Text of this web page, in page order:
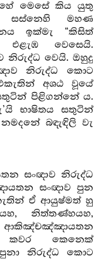
මෙසේ කිය යුතු
සස්නෙහි මහණ
ඉක්මැ “කිසිත්
එළැඹ වෙසෙයි.
නිරුද්ධ වෙයි. ඔහුදු
නිරුද්ධ කොට
අශඨ වූයේ
සතුටින් පිළිගන්නේ ය.
භාෂිතය සතුටින්
බඳැඳිලි වැ
සංඥාව නිරුද්ධ
සංඥාව පුන
ඒ ආයුෂ්මත් හු
නිත්තණ්හයහ,
ආකිඤ්චඤ්ඤායතන
කෙනෙක්
නිරුද්ධ කොට